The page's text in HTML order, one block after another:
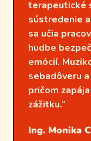
terapeutické
sústredenie
sa učia
hudbe
emócií.
sebadôveru
pričom
zážitku.”
Ing. Monika